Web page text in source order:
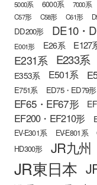
5000系 6000系 7000系
C57形
C58形 C61形
DD200形 DE10・
E001形 E26系 E127
E231系 E233系
E353系 E501系
E751系 ED75・ED79形
EF65・EF67形
EF200・EF210形
EV-E301系 EV-E801系
HD300形 JR九州
JR東日本